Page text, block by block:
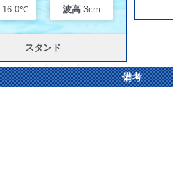
16.0℃ 波高 3cm
スタンド
備考